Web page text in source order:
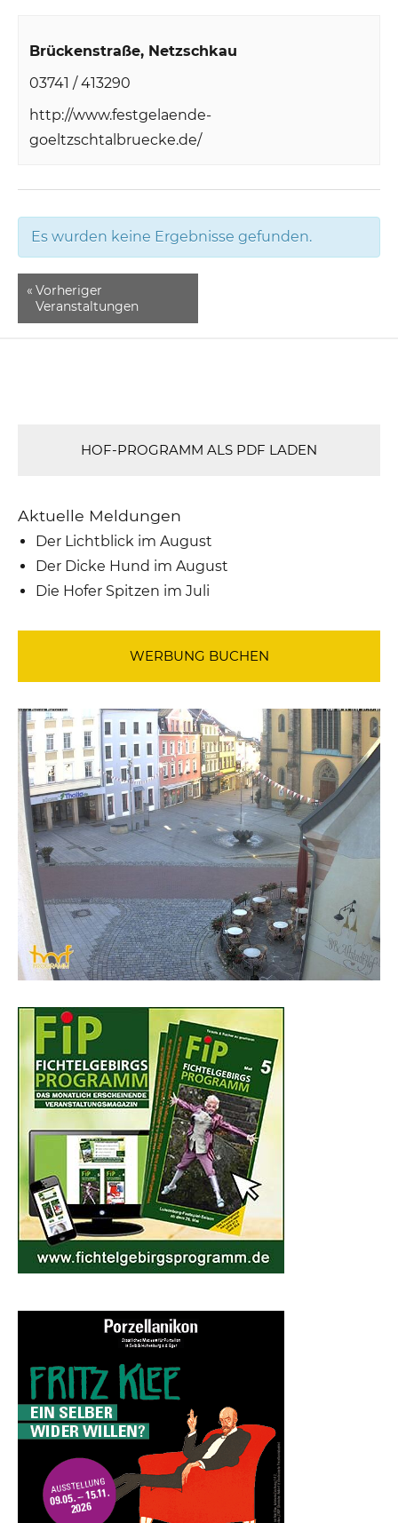
Brückenstraße Netzschkau
03741 / 413290
http://www.festgelaende-
goeltzschtalbruecke.de/
Es wurden keine Ergebnisse gefunden.
« Vorheriger
Veranstaltungen
HOF-PROGRAMM ALS PDF LADEN
Aktuelle Meldungen
Der Lichtblick im August
Der Dicke Hund im August
Die Hofer Spitzen im Juli
WERBUNG BUCHEN